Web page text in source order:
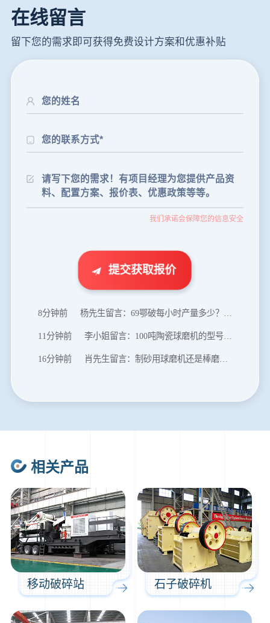
在线留言
留下您的需求即可获得免费设计方案和优惠补贴
我们承诺会保障您的信息安全
提交获取报价
24分钟前 朱先生留言：制砂机3000吨一套多少钱？
35分钟前 张先生留言：碎石机有几种型号？碎石机械设备一套价格？
武先生留言：年产100万吨机制砂，用什么设备？
王先生留言：建一条石料破碎生产线，规模300吨/小时，提供设备选型和报价。
陈先生留言：每小时100吨建筑垃圾粉碎机？推荐用什么型号？
8分钟前 杨先生留言：69鄂破每小时产量多少？参数和工作视频。
11分钟前 李小姐留言：100吨陶瓷球磨机的型号和参数？
16分钟前 肖先生留言：制砂用球磨机还是棒磨机？每小时100吨价格。
24分钟前 朱先生留言：制砂机3000吨一套多少钱？
1分钟前 谢先生留言：球磨机多少钱一台？提供型号和参数。
2分钟前 王先生留言：建一条石料破碎生产线，规模300吨/小时，提供设备选型和报价。
5分钟前 陈先生留言：每小时100吨建筑垃圾粉碎机？推荐用什么型号？
相关产品
移动破碎站 石子破碎机